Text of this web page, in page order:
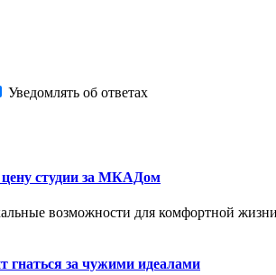
Уведомлять об ответах
цену студии за МКАДом
возможности для комфортной
гнаться за чужими идеалами